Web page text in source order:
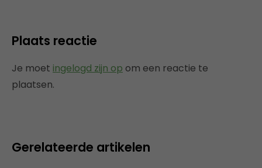
Plaats reactie
Je moet ingelogd zijn op om een reactie te
plaatsen.
Gerelateerde artikelen